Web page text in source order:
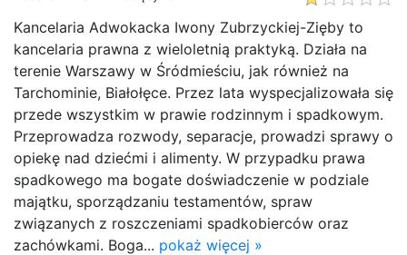
Kancelaria Adwokacka Iwony Zubrzyckiej-Zięby to
kancelaria prawna z wieloletnią praktyką. Działa na
terenie Warszawy w Śródmieściu, jak również na
Tarchominie, Białołęce. Przez lata wyspecjalizowała się
przede wszystkim w prawie rodzinnym i spadkowym.
Przeprowadza rozwody, separacje, prowadzi sprawy o
opiekę nad dziećmi i alimenty. W przypadku prawa
spadkowego ma bogate doświadczenie w podziale
majątku, sporządzaniu testamentów, spraw
związanych z roszczeniami spadkobierców oraz
zachówkami. Boga... pokaż więcej »